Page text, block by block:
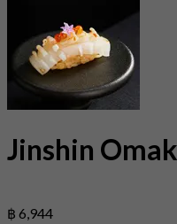
Jinshin
฿ 6,944